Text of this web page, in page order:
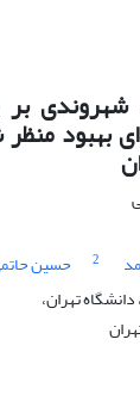
شهروندی
بهبود
2 حسین
تهران،